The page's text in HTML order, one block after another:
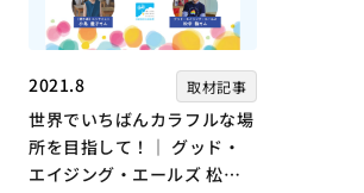
2021.8 取材記事
世界でいちばんカラフルな場
所を目指して！｜ グッド・
エイジング・エールズ 松中